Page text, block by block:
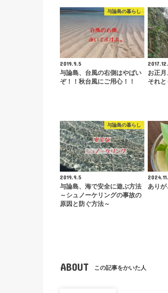
与論島の暮らし
2019.9.5
与論島、台風の右側はやばい
ぞ！！秋台風にご用心！！
お正月
それと
与論島の暮らし
2019.9.5
与論島、海で安全に遊ぶ方法
～シュノーケリングの事故の
原因と防ぐ方法～
ありが
ABOUT この記事をかいた人